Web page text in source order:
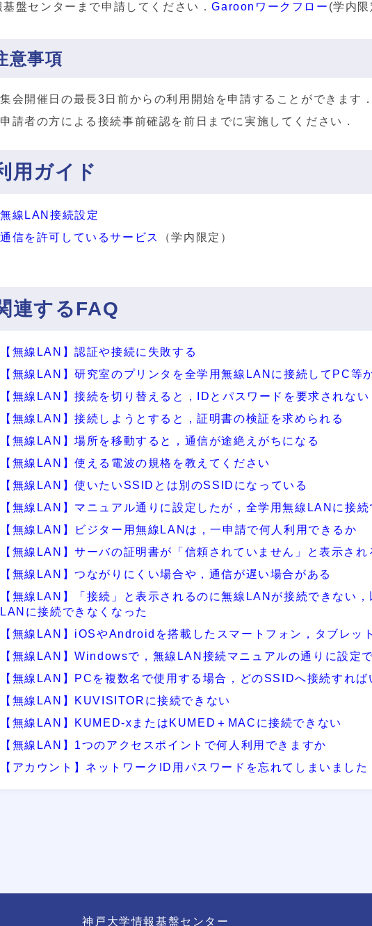
基盤センターまで申請してください．Garoonワークフロー (学内限
意事項
集会開催日の最長3日前からの利用開始を申請することができます．
申請者の方による接続事前確認を前日までに実施してください．
用ガイド
無線LAN接続設定
通信を許可しているサービス
（学内限定）
連するFAQ
【無線LAN】認証や接続に失敗する
【無線LAN】研究室のプリンタを全学用無線LANに接続してPC等
【無線LAN】接続を切り替えると，IDとパスワードを要求されない
【無線LAN】接続しようとすると，証明書の検証を求められる
【無線LAN】場所を移動すると，通信が途絶えがちになる
【無線LAN】使える電波の規格を教えてください
【無線LAN】使いたいSSIDとは別のSSIDになっている
【無線LAN】マニュアル通りに設定したが，全学用無線LANに接続
【無線LAN】ビジター用無線LANは，一申請で何人利用できるか
【無線LAN】サーバの証明書が「信頼されていません」と表示され
【無線LAN】つながりにくい場合や，通信が遅い場合がある
【無線LAN】「接続」と表示されるのに無線LANが接続できない
LANに接続できなくなった
【無線LAN】iOSやAndroidを搭載したスマートフォン，タブレッ
【無線LAN】Windowsで，無線LAN接続マニュアルの通りに設定
【無線LAN】PCを複数名で使用する場合，どのSSIDへ接続すれば
【無線LAN】KUVISITORに接続できない
【無線LAN】KUMED-xまたはKUMED＋MACに接続できない
【無線LAN】1つのアクセスポイントで何人利用できますか
【アカウント】ネットワークID用パスワードを忘れてしまいました
神戸大学情報基盤センター